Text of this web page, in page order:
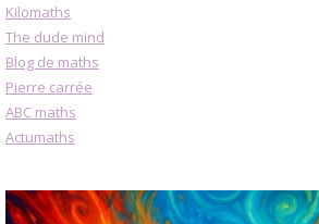
Kilomaths
The dude mind
Blog de maths
Pierre carrée
ABC maths
Actumaths